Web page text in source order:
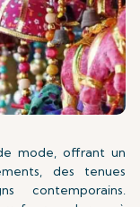
mode, offrant un
des tenues
contemporains.